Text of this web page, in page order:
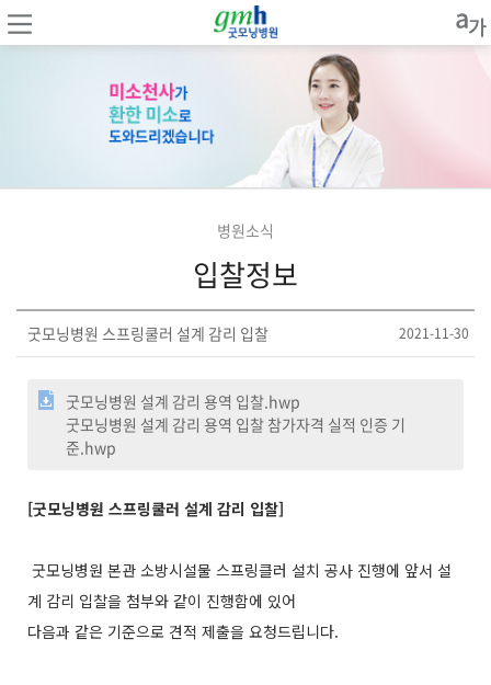
병원소식
입찰정보
굿모닝병원 스프링쿨러 설계 감리 입찰 2021-11-30
굿모닝병원 설계 감리 용역 입찰.hwp
굿모닝병원 설계 감리 용역 입찰 참가자격 실적 인증 기
준.hwp